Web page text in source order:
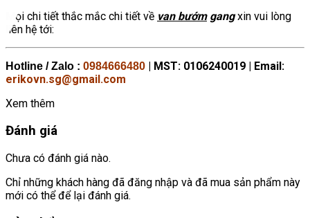
Mọi chi tiết thắc mắc chi tiết về van bướmgangxin vui lòng
liên hệ tới:
Hotline / Zalo : 0984666480
| MST: 0106240019 | Email:
erikovn.sg@gmail.com
Xem thêm
Đánh giá
Chưa có đánh giá nào.
Chỉ những khách hàng đã đăng nhập và đã mua sản phẩm này
mới có thể để lại đánh giá.